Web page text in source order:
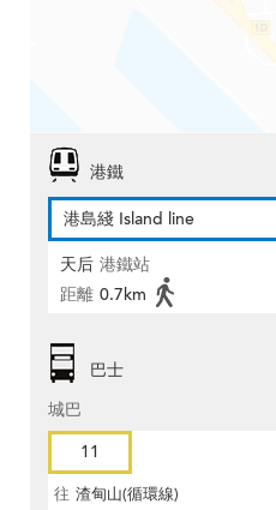
港鐵
港島綫 Island line
天后 港鐵站
距離 0.7km
巴士
城巴
11
往 渣甸山(循環線)